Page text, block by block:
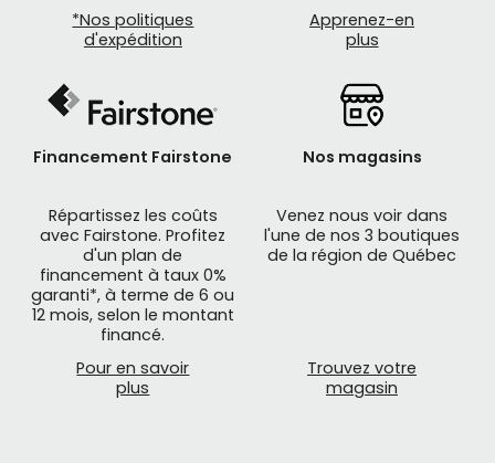
*Nos politiques
d'expédition
Apprenez-en
plus
Financement Fairstone
Répartissez les coûts
avec Fairstone. Profitez
d'un plan de
financement à taux 0%
garanti*, à terme de 6 ou
12 mois, selon le montant
financé.
Pour en savoir
plus
Nos magasins
Venez nous voir dans
l'une de nos 3 boutiques
de la région de Québec
Trouvez votre
magasin